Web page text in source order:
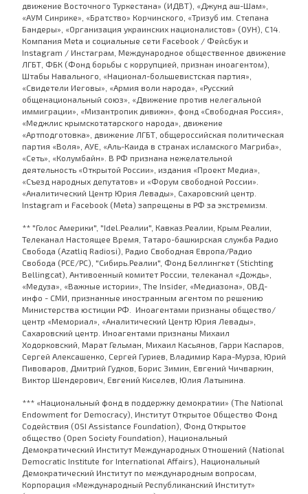
движение Восточного Туркестана» (ИДВТ), «Джунд аш-Шам»,
«АУМ Синрике», «Братство» Корчинского, «Тризуб им. Степана
Бандеры», «Организация украинских националистов» (ОУН), С14.
Компания Meta и социальные сети Facebook / Фейсбук и
Instagram / Инстаграм, Международное общественное движение
ЛГБТ, ФБК (Фонд борьбы с коррупцией, признан иноагентом),
Штабы Навального, «Национал-большевистская партия»,
«Свидетели Иеговы», «Армия воли народа», «Русский
общенациональный союз», «Движение против нелегальной
иммиграции», «Мизантропик дивижн», фонд «Свободная Россия»,
«Меджлис крымскотатарского народа», движение
«Артподготовка», движение ЛГБТ, общероссийская политическая
партия «Воля», АУЕ, «Аль-Каида в странах исламского Магриба»,
«Сеть», «Колумбайн». В РФ признана нежелательной
деятельность «Открытой России», издания «Проект Медиа»,
«Съезд народных депутатов» и «Форум свободной России».
«Аналитический Центр Юрия Левады», Сахаровский центр.
Instagram и Facebook (Metа) запрещены в РФ за экстремизм.
** "Голос Америки", "Idel.Реалии", Кавказ.Реалии, Крым.Реалии,
Телеканал Настоящее Время, Татаро-башкирская служба Радио
Свобода (Azatliq Radiosi), Радио Свободная Европа/Радио
Свобода (PCE/PC), "Сибирь.Реалии", Фонд Беллингкет (Stichting
Bellingcat), Антивоенный комитет России, телеканал «Дождь»,
«Медуза», «Важные истории», The Insider, «Медиазона», ОВД-
инфо - СМИ, признанные иностранным агентом по решению
Министерства юстиции РФ. Иноагентами признаны общество/
центр «Мемориал», «Аналитический Центр Юрия Левады»,
Сахаровский центр. Иноагентами признаны Михаил
Ходорковский, Марат Гельман, Михаил Касьянов, Гарри Каспаров,
Сергей Алексашенко, Сергей Гуриев, Владимир Кара-Мурза, Юрий
Пивоваров, Дмитрий Гудков, Борис Зимин, Евгений Чичваркин,
Виктор Шендерович, Евгений Киселев, Юлия Латынина.
*** «Национальный фонд в поддержку демократии» (The National
Endowment for Democracy), Институт Открытое Общество Фонд
Содействия (OSI Assistance Foundation), Фонд Открытое
общество (Open Society Foundation), Национальный
Демократический Институт Международных Отношений (National
Democratic Institute for International Affairs), Национальный
Демократический Институт по международным вопросам,
Корпорация «Международный Республиканский Институт»